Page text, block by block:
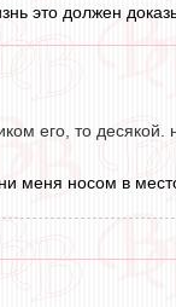
это должен
его, то
меня носом в